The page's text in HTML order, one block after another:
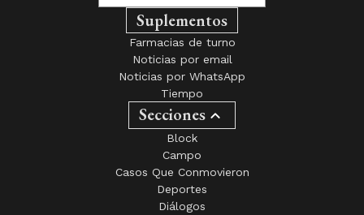
Suplementos
Farmacias de turno
Noticias por email
Noticias por WhatsApp
Tiempo
Secciones
Block
Campo
Casos Que Conmovieron
Deportes
Diálogos